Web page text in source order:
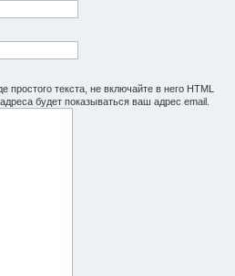
текста, не включайте в него HTML
будет показываться ваш адрес email.